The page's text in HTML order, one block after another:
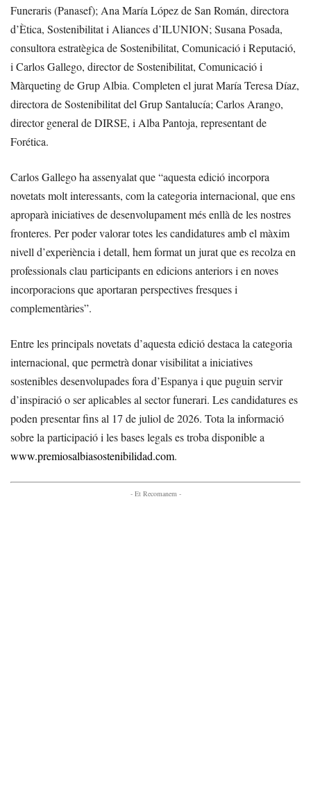
Funeraris (Panasef); Ana María López de San Román, directora
d’Ètica, Sostenibilitat i Aliances d’ILUNION; Susana Posada,
consultora estratègica de Sostenibilitat, Comunicació i Reputació,
i Carlos Gallego, director de Sostenibilitat, Comunicació i
Màrqueting de Grup Albia. Completen el jurat María Teresa Díaz,
directora de Sostenibilitat del Grup Santalucía; Carlos Arango,
director general de DIRSE, i Alba Pantoja, representant de
Forética.
Carlos Gallego ha assenyalat que “aquesta edició incorpora
novetats molt interessants, com la categoria internacional, que ens
aproparà iniciatives de desenvolupament més enllà de les nostres
fronteres. Per poder valorar totes les candidatures amb el màxim
nivell d’experiència i detall, hem format un jurat que es recolza en
professionals clau participants en edicions anteriors i en noves
incorporacions que aportaran perspectives fresques i
complementàries”.
Entre les principals novetats d’aquesta edició destaca la categoria
internacional, que permetrà donar visibilitat a iniciatives
sostenibles desenvolupades fora d’Espanya i que puguin servir
d’inspiració o ser aplicables al sector funerari. Les candidatures es
poden presentar fins al 17 de juliol de 2026. Tota la informació
sobre la participació i les bases legals es troba disponible a
www.premiosalbiasostenibilidad.com.
- Et Recomanem -